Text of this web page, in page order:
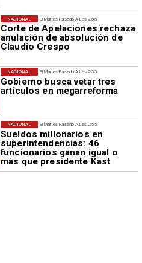
El Martes Pasado A Las 9:55
Corte de Apelaciones rechaza
anulación de absolución de
Claudio Crespo
NACIONAL
El Martes Pasado A Las 9:55
Gobierno busca vetar tres
artículos en megarreforma
NACIONAL
El Martes Pasado A Las 9:55
Sueldos millonarios en
superintendencias: 46
funcionarios ganan igual o
más que presidente Kast
NACIONAL